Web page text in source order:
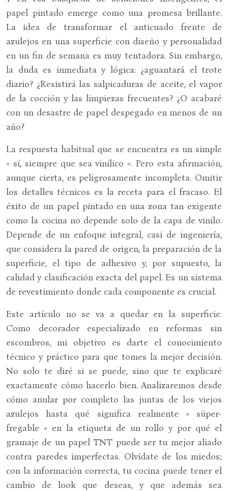
papel pintado emerge como una promesa brillante.
La idea de transformar el anticuado frente de
azulejos en una superficie con diseño y personalidad
en un fin de semana es muy tentadora. Sin embargo,
la duda es inmediata y lógica: ¿aguantará el trote
diario? ¿Resistirá las salpicaduras de aceite, el vapor
de la cocción y las limpiezas frecuentes? ¿O acabaré
con un desastre de papel despegado en menos de un
año?
La respuesta habitual que se encuentra es un simple
« sí, siempre que sea vinílico ». Pero esta afirmación,
aunque cierta, es peligrosamente incompleta. Omitir
los detalles técnicos es la receta para el fracaso. El
éxito de un papel pintado en una zona tan exigente
como la cocina no depende solo de la capa de vinilo.
Depende de un enfoque integral, casi de ingeniería,
que considera la pared de origen, la preparación de la
superficie, el tipo de adhesivo y, por supuesto, la
calidad y clasificación exacta del papel. Es un sistema
de revestimiento donde cada componente es crucial.
Este artículo no se va a quedar en la superficie.
Como decorador especializado en reformas sin
escombros, mi objetivo es darte el conocimiento
técnico y práctico para que tomes la mejor decisión.
No solo te diré si se puede, sino que te explicaré
exactamente cómo hacerlo bien. Analizaremos desde
cómo anular por completo las juntas de los viejos
azulejos hasta qué significa realmente « súper-
fregable » en la etiqueta de un rollo y por qué el
gramaje de un papel TNT puede ser tu mejor aliado
contra paredes imperfectas. Olvídate de los miedos;
con la información correcta, tu cocina puede tener el
cambio de look que deseas, y que además sea